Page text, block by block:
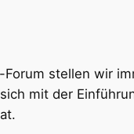
stellen wir
mit der